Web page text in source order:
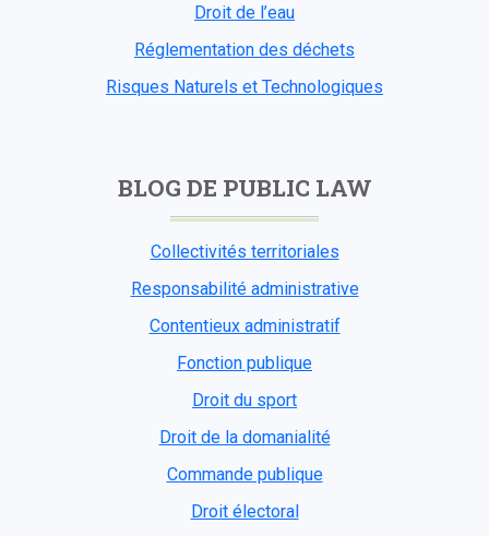
Droit de l’eau
Réglementation des déchets
Risques Naturels et Technologiques
BLOG DE PUBLIC LAW
Collectivités territoriales
Responsabilité administrative
Contentieux administratif
Fonction publique
Droit du sport
Droit de la domanialité
Commande publique
Droit électoral